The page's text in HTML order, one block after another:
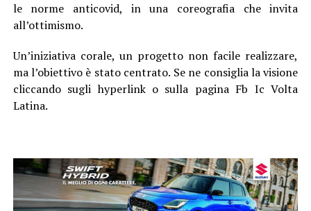
le norme anticovid, in una coreografia che invita
all’ottimismo.
Un’iniziativa corale, un progetto non facile realizzare,
ma l’obiettivo è stato centrato. Se ne consiglia la visione
cliccando sugli hyperlink o sulla pagina Fb Ic Volta
Latina.